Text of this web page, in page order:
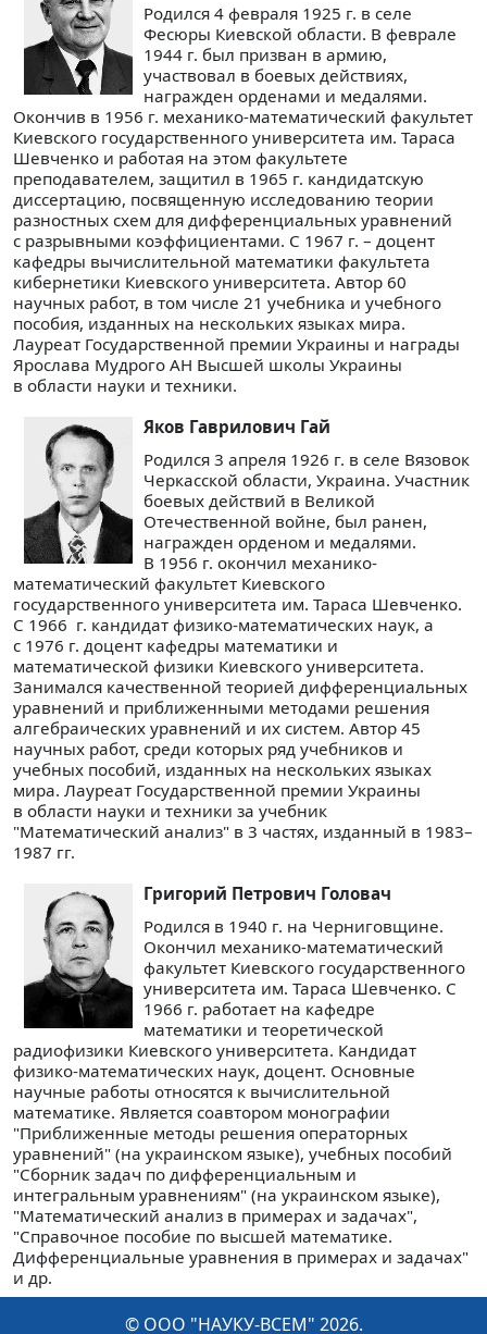
Родился 4 февраля 1925 г. в селе
Фесюры Киевской области. В феврале
1944 г. был призван в армию,
участвовал в боевых действиях,
награжден орденами и медалями.
Окончив в 1956 г. механико-математический факультет
Киевского государственного университета им. Тараса
Шевченко и работая на этом факультете
преподавателем, защитил в 1965 г. кандидатскую
диссертацию, посвященную исследованию теории
разностных схем для дифференциальных уравнений
с разрывными коэффициентами. С 1967 г. – доцент
кафедры вычислительной математики факультета
кибернетики Киевского университета. Автор 60
научных работ, в том числе 21 учебника и учебного
пособия, изданных на нескольких языках мира.
Лауреат Государственной премии Украины и награды
Ярослава Мудрого АН Высшей школы Украины
в области науки и техники.
Яков Гаврилович Гай
Родился 3 апреля 1926 г. в селе Вязовок
Черкасской области, Украина. Участник
боевых действий в Великой
Отечественной войне, был ранен,
награжден орденом и медалями.
В 1956 г. окончил механико-
математический факультет Киевского
государственного университета им. Тараса Шевченко.
С 1966 г. кандидат физико-математических наук, а
с 1976 г. доцент кафедры математики и
математической физики Киевского университета.
Занимался качественной теорией дифференциальных
уравнений и приближенными методами решения
алгебраических уравнений и их систем. Автор 45
научных работ, среди которых ряд учебников и
учебных пособий, изданных на нескольких языках
мира. Лауреат Государственной премии Украины
в области науки и техники за учебник
"Математический анализ" в 3 частях, изданный в 1983–
1987 гг.
Григорий Петрович Головач
Родился в 1940 г. на Черниговщине.
Окончил механико-математический
факультет Киевского государственного
университета им. Тараса Шевченко. С
1966 г. работает на кафедре
математики и теоретической
радиофизики Киевского университета. Кандидат
физико-математических наук, доцент. Основные
научные работы относятся к вычислительной
математике. Является соавтором монографии
"Приближенные методы решения операторных
уравнений" (на украинском языке), учебных пособий
"Сборник задач по дифференциальным и
интегральным уравнениям" (на украинском языке),
"Математический анализ в примерах и задачах",
"Справочное пособие по высшей математике.
Дифференциальные уравнения в примерах и задачах"
и др.
© ООО "НАУКУ-ВСЕМ" 2026.